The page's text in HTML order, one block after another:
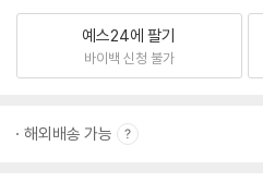
예스24에 팔기
바이백 신청 불가
해외배송 가능